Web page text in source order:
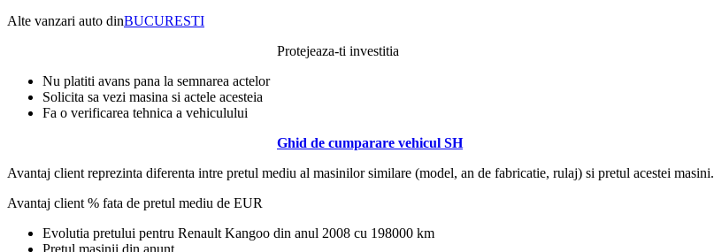
Alte vanzari auto dinBUCURESTI
Protejeaza-ti investitia
Nu platiti avans pana la semnarea actelor
Solicita sa vezi masina si actele acesteia
Fa o verificarea tehnica a vehiculului
Ghid de cumparare vehicul SH
Avantaj client reprezinta diferenta intre pretul mediu al masinilor similare (model, an de fabricatie, rulaj) si pretul acestei masini.
Avantaj client % fata de pretul mediu de EUR
Evolutia pretului pentru Renault Kangoo din anul 2008 cu 198000 km